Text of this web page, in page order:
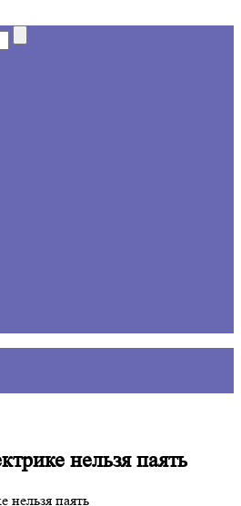
нельзя паять